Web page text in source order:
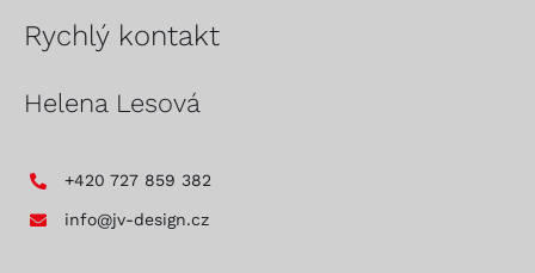
Rychlý kontakt
Helena Lesová
+420 727 859 382
info@jv-design.cz